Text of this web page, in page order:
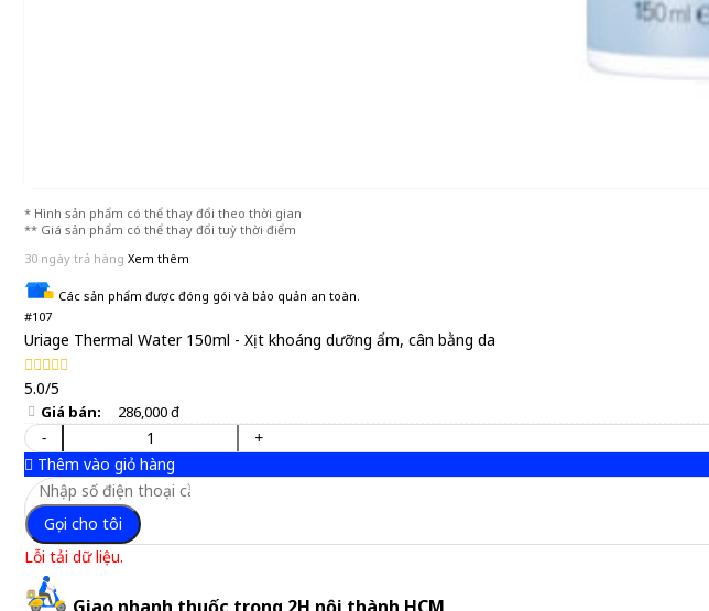
* Hình sản phẩm có thể thay đổi theo thời gian
** Giá sản phẩm có thể thay đổi tuỳ thời điểm
30 ngày trả hàng Xem thêm
Các sản phẩm được đóng gói và bảo quản an toàn.
#107
Uriage Thermal Water 150ml - Xịt khoáng dưỡng ẩm, cân bằng da
5.0/5
Giá bán: 286,000 đ
-
+
Thêm vào giỏ hàng
Gọi cho tôi
Lỗi tải dữ liệu.